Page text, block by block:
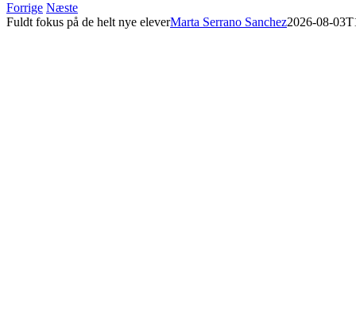
Forrige Næste
Fuldt fokus på de helt nye eleverMarta Serrano Sanchez2026-08-